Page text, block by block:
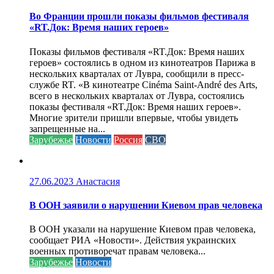
Во Франции прошли показы фильмов фестиваля
«RT.Док: Время наших героев»
Показы фильмов фестиваля «RT.Док: Время наших
героев» состоялись в одном из кинотеатров Парижа в
нескольких кварталах от Лувра, сообщили в пресс-
службе RT. «В кинотеатре Cinéma Saint-André des Arts,
всего в нескольких кварталах от Лувра, состоялись
показы фестиваля «RT.Док: Время наших героев».
Многие зрители пришли впервые, чтобы увидеть
запрещенные на...
Зарубежье Новости Россия СВО
27.06.2023 Анастасия
В ООН заявили о нарушении Киевом прав человека
В ООН указали на нарушение Киевом прав человека,
сообщает РИА «Новости». Действия украинских
военных противоречат правам человека...
Зарубежье Новости